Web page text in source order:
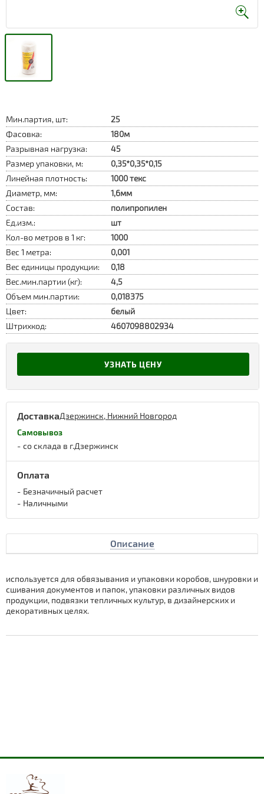
Мин.партия, шт:
25
Фасовка:
180м
Разрывная нагрузка:
45
Размер упаковки, м:
0,35*0,35*0,15
Линейная плотность:
1000 текс
Диаметр, мм:
1,6мм
Состав:
полипропилен
Ед.изм.:
шт
Кол-во метров в 1 кг:
1000
Вес 1 метра:
0,001
Вес единицы продукции:
0,18
Вес.мин.партии (кг):
4,5
Объем мин.партии:
0,018375
Цвет:
белый
Штрихкод:
4607098802934
УЗНАТЬ ЦЕНУ
ДоставкаДзержинск, Нижний Новгород
Самовывоз
со склада в г.Дзержинск
Оплата
Безначичный расчет
Наличными
Описание
используется для обвязывания и упаковки коробов, шнуровки и
сшивания документов и папок, упаковки различных видов
продукции, подвязки тепличных культур, в дизайнерских и
декоративных целях.